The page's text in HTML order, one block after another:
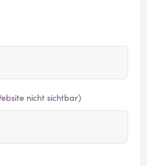
nicht sichtbar)